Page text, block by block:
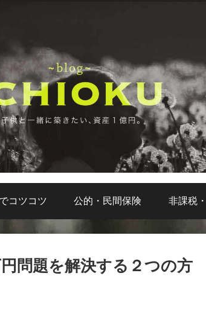
コツコツ 公的・民間保険 非課税
問題を解決する２つの方